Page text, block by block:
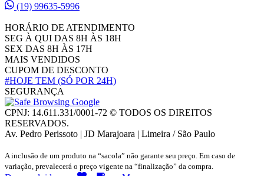
(19) 99635-5996
HORÁRIO DE ATENDIMENTO
SEG À QUI DAS 8H ÀS 18H
SEX DAS 8H ÀS 17H
MAIS VENDIDOS
CUPOM DE DESCONTO
#HOJE TEM (SÓ POR 24H)
SEGURANÇA
CPNJ: 14.611.331/0001-72 © TODOS OS DIREITOS
RESERVADOS.
Av. Pedro Perissoto | JD Marajoara | Limeira / São Paulo
A inclusão de um produto na “sacola” não garante seu preço. Em caso de
variação, prevalecerá o preço vigente na “finalização” da compra.